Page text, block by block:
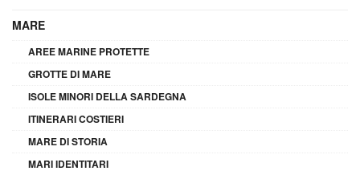
MARE
AREE MARINE PROTETTE
GROTTE DI MARE
ISOLE MINORI DELLA SARDEGNA
ITINERARI COSTIERI
MARE DI STORIA
MARI IDENTITARI